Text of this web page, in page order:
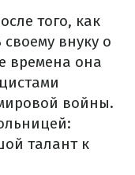
того, как
внуку о
времена она
войны.
талант к